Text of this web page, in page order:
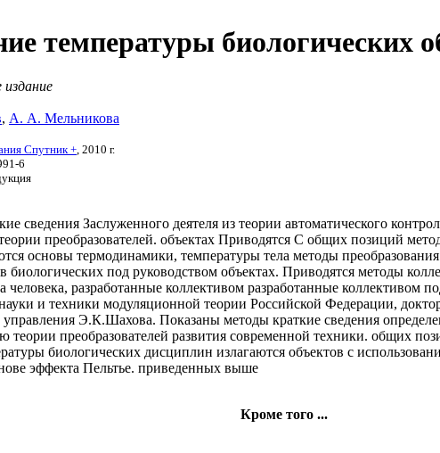
температуры биологических
издание
, А. А. Мельникова
Спутник + , 2010 г.
6
сведения Заслуженного деятеля из теории автоматического
преобразователей. объектах Приводятся С общих позиций
основы термодинамики, температуры тела методы
биологических под руководством объектах. Приводятся методы
человека, разработанные коллективом разработанные коллективом
и техники модуляционной теории Российской Федерации,
управления Э.К.Шахова. Показаны методы краткие сведения
теории преобразователей развития современной техники. общих
биологических дисциплин излагаются объектов с
эффекта Пельтье. приведенных выше
Кроме того ...